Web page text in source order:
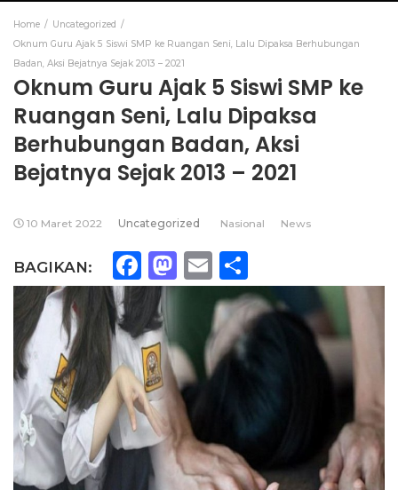
Home
Uncategorized
Oknum Guru Ajak 5 Siswi SMP ke Ruangan Seni, Lalu Dipaksa Berhubungan
Badan, Aksi Bejatnya Sejak 2013 – 2021
Oknum Guru Ajak 5 Siswi SMP ke
Ruangan Seni, Lalu Dipaksa
Berhubungan Badan, Aksi
Bejatnya Sejak 2013 – 2021
10 Maret 2022 Uncategorized Nasional News
BAGIKAN: Facebook
Mastodon
Email